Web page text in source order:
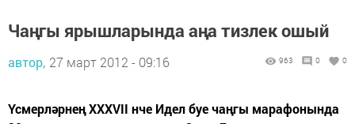
Чаңгы ярышларында аңа тизлек ошый
автор, 27 март 2012 - 09:16 963 0 0
Үсмерләрнең XXXVII нче Идел буе чаңгы марафонында